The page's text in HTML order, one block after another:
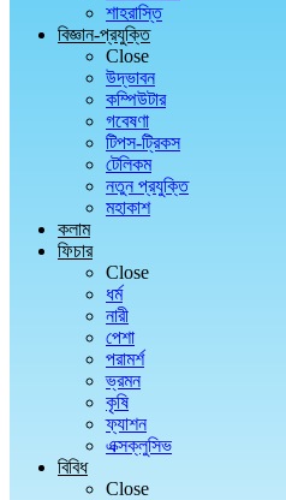
শাহরাস্তি
বিজ্ঞান-প্রযুক্তি
Close
উদ্ভাবন
কম্পিউটার
গবেষণা
টিপস-ট্রিকস
টেলিকম
নতুন প্রযুক্তি
মহাকাশ
কলাম
ফিচার
Close
ধর্ম
নারী
পেশা
পরামর্শ
ভ্রমন
কৃষি
ফ্যাশন
এক্সক্লুসিভ
বিবিধ
Close